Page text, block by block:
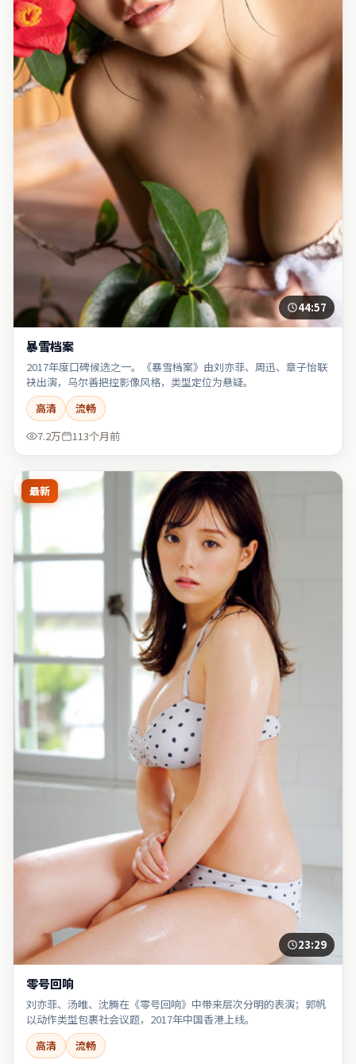
44:57
暴雪档案
2017年度口碑候选之一。《暴雪档案》由刘亦菲、周迅、章子怡联
袂出演，乌尔善把控影像风格，类型定位为悬疑。
高清
流畅
7.2万
113个月前
最新
23:29
零号回响
刘亦菲、汤唯、沈腾在《零号回响》中带来层次分明的表演；郭帆
以动作类型包裹社会议题，2017年中国香港上线。
高清
流畅